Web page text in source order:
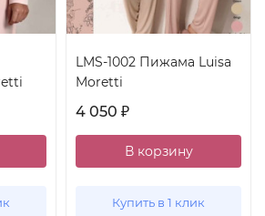
LMS-1002 Пижама Luisa
Moretti
4 050 ₽
В корзину
Купить в 1 клик